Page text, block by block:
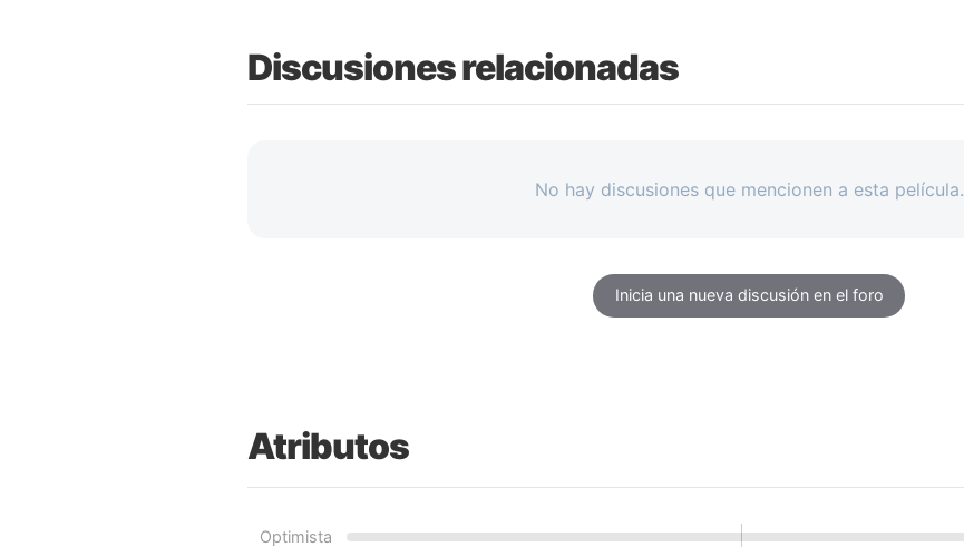
Discusiones relacionadas
No hay discusiones que mencionen a esta película.
Inicia una nueva discusión en el foro
Atributos
Optimista